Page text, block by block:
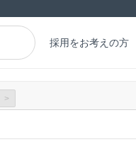
採用をお考えの方
>